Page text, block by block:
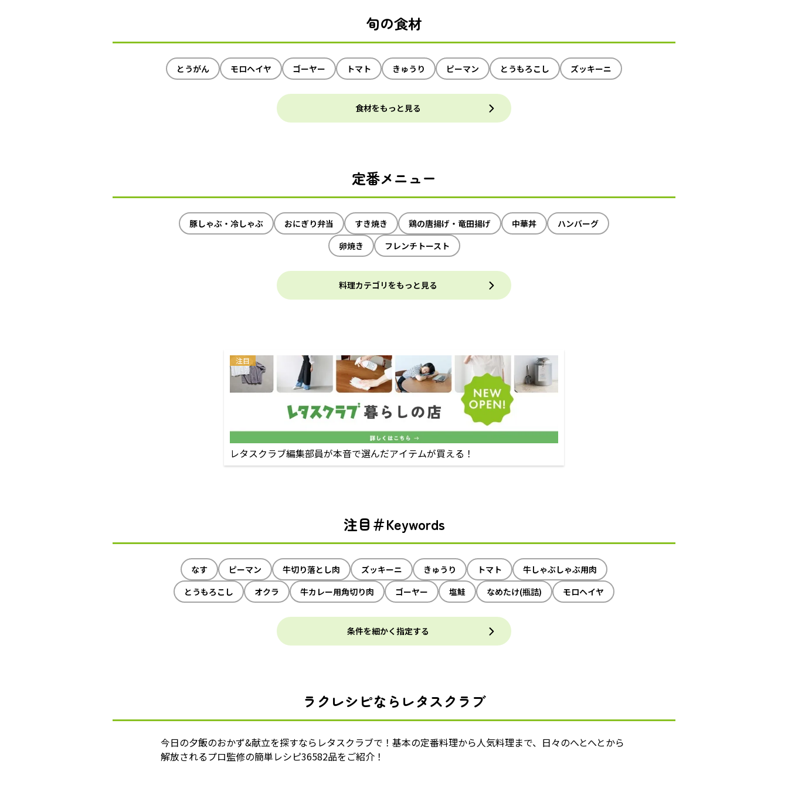
旬の食材
とうがん モロヘイヤ ゴーヤー トマト きゅうり ピーマン とうもろこし ズッキーニ
食材をもっと見る
定番メニュー
豚しゃぶ・冷しゃぶ おにぎり弁当 すき焼き 鶏の唐揚げ・竜田揚げ 中華丼
ハンバーグ
卵焼き
フレンチトースト
料理カテゴリをもっと見る
注目
レタスクラブ編集部員が本音で選んだアイテムが買える！
注目＃Keywords
なす ピーマン 牛切り落とし肉 ズッキーニ きゅうり トマト
牛しゃぶしゃぶ用肉
とうもろこし
オクラ 牛カレー用角切り肉 ゴーヤー 塩鮭 なめたけ(瓶詰) モロヘイヤ
条件を細かく指定する
ラクレシピならレタスクラブ
今日の夕飯のおかず&献立を探すならレタスクラブで！基本の定番料理から人気料理まで、日々のへとへとから
解放されるプロ監修の簡単レシピ36582品をご紹介！